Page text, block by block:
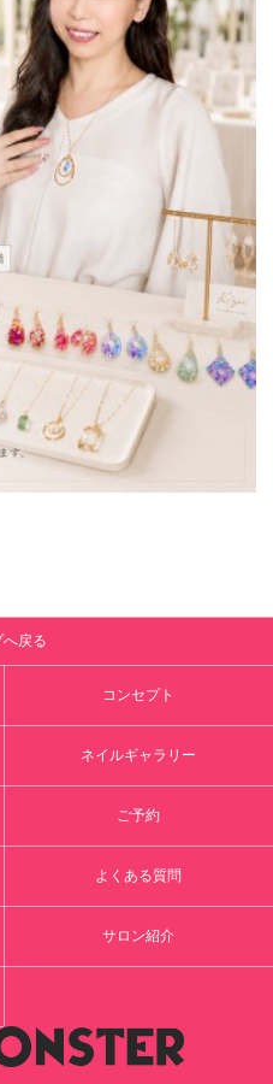
へ戻る
コンセプト
ネイルギャラリー
ご予約
よくある質問
サロン紹介